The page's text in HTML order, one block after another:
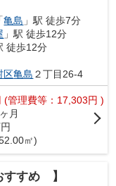
「亀島 」駅 徒歩7分
」駅 徒歩12分
徒歩12分
区亀島 ２丁目26-4
(管理費等：17,303円 )
月
㎡)
すめ 】